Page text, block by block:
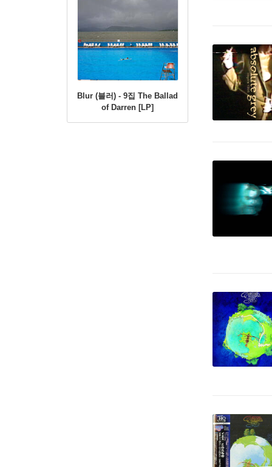
Blur (블러) - 9집 The Ballad
of Darren [LP]